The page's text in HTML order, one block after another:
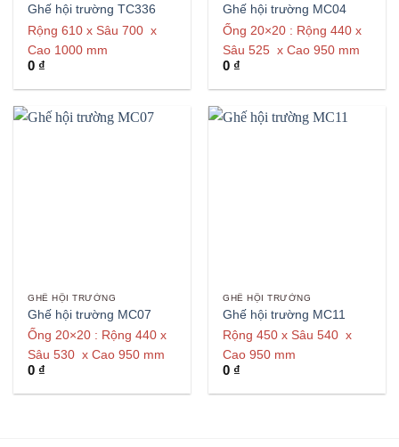
Ghế hội trường TC336
Rộng 610 x Sâu 700 x
Cao 1000 mm
0 ₫
Ghế hội trường MC04
Ống 20×20 : Rộng 440 x
Sâu 525 x Cao 950 mm
0 ₫
GHẾ HỘI TRƯỜNG
Ghế hội trường MC07
Ống 20×20 : Rộng 440 x
Sâu 530 x Cao 950 mm
0 ₫
GHẾ HỘI TRƯỜNG
Ghế hội trường MC11
Rộng 450 x Sâu 540 x
Cao 950 mm
0 ₫